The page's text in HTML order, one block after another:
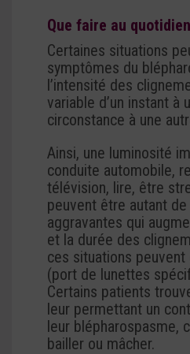
Que faire au
Certaines situations
symptômes du
l’intensité des
variable d’un instant à
circonstance à une
Ainsi, une luminosité
conduite automobile,
télévision, lire, être
peuvent être autant
aggravantes qui
et la durée des
ces situations
(port de lunettes
Certains patients
leur permettant un
leur blépharospasme,
bailler ou mâcher.